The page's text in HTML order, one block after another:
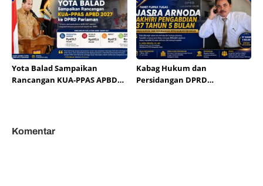
Yota Balad Sampaikan
Rancangan KUA-PPAS APBD
Kabag Hukum dan
Persidangan DPRD
Komentar